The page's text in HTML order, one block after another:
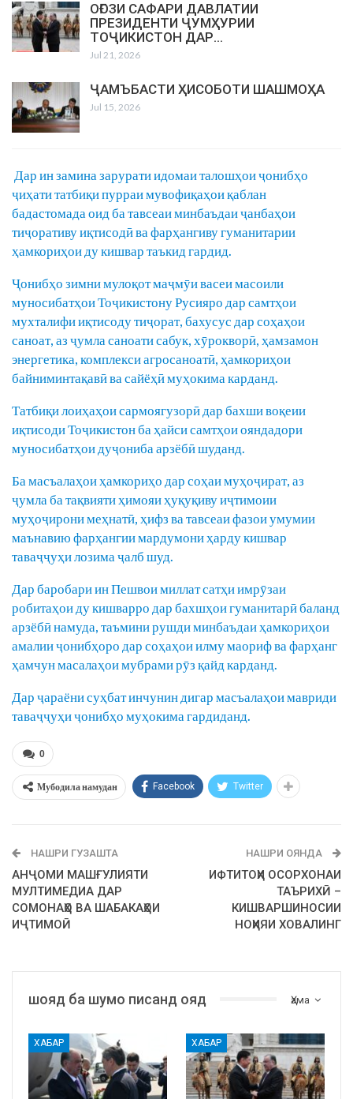
ОҒОЗИ САФАРИ ДАВЛАТИИ
ПРЕЗИДЕНТИ ҶУМҲУРИИ
ТОҶИКИСТОН ДАР…
Jul 21, 2026
ҶАМЪБАСТИ ҲИСОБОТИ ШАШМОҲА
Jul 15, 2026
Дар ин замина зарурати идомаи талошҳои ҷонибҳо
ҷиҳати татбиқи пурраи мувофиқаҳои қаблан
бадастомада оид ба тавсеаи минбаъдаи ҷанбаҳои
тиҷоративу иқтисодӣ ва фарҳангиву гуманитарии
ҳамкориҳои ду кишвар таъкид гардид.
Ҷонибҳо зимни мулоқот маҷмӯи васеи масоили
муносибатҳои Тоҷикистону Русияро дар самтҳои
мухталифи иқтисоду тиҷорат, бахусус дар соҳаҳои
саноат, аз ҷумла саноати сабук, хӯрокворӣ, ҳамзамон
энергетика, комплекси агросаноатӣ, ҳамкориҳои
байниминтақавӣ ва сайёҳӣ муҳокима карданд.
Татбиқи лоиҳаҳои сармоягузорӣ дар бахши воқеии
иқтисоди Тоҷикистон ба ҳайси самтҳои ояндадори
муносибатҳои дуҷониба арзёбӣ шуданд.
Ба масъалаҳои ҳамкориҳо дар соҳаи муҳоҷират, аз
ҷумла ба тақвияти ҳимояи ҳуқуқиву иҷтимоии
муҳоҷирони меҳнатӣ, ҳифз ва тавсеаи фазои умумии
маънавию фарҳангии мардумони ҳарду кишвар
таваҷҷуҳи лозима ҷалб шуд.
Дар баробари ин Пешвои миллат сатҳи имрӯзаи
робитаҳои ду кишварро дар бахшҳои гуманитарӣ баланд
арзёбӣ намуда, таъмини рушди минбаъдаи ҳамкориҳои
амалии ҷонибҳоро дар соҳаҳои илму маориф ва фарҳанг
ҳамчун масалаҳои мубрами рӯз қайд карданд.
Дар ҷараёни суҳбат инчунин дигар масъалаҳои мавриди
таваҷҷуҳи ҷонибҳо муҳокима гардиданд.
0
Мубодила намудан Facebook Twitter
НАШРИ ГУЗАШТА
АНҶОМИ МАШҒУЛИЯТИ
МУЛТИМЕДИА ДАР
СОМОНАҲО ВА ШАБАКАҲОИ
ИҶТИМОӢ
НАШРИ ОЯНДА
ИФТИТОҲИ ОСОРХОНАИ
ТАЪРИХӢ –
КИШВАРШИНОСИИ
НОҲИЯИ ХОВАЛИНГ
Ҳама
шояд ба шумо писанд ояд
ХАБАР ХАБАР